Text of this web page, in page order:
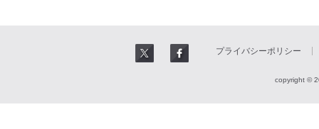
プライバシーポリシー
copyright ©